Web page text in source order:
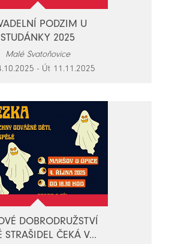
PODZIM U
STUDÁNKY 2025
Malé Svatoňovice
- Út 11.11.2025
DOBRODRUŽSTVÍ
STRAŠIDEL ČEKÁ V...